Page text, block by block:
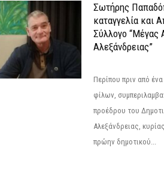
Σωτήρης
καταγγελία και
Σύλλογο “Μέγας
Αλεξάνδρειας”
Περίπου πριν από
φίλων,
προέδρου του
Αλεξάνδρειας,
πρώην δημοτικού...